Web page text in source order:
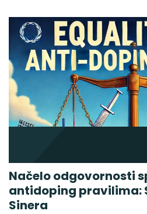
Načelo odgovornosti
antidoping pravilima:
Sinera